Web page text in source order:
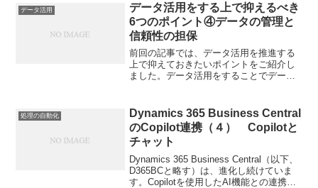
データ活用
データ活用をする上で抑えるべき
6つのポイント④データの管理と
信頼性の担保
前回の記事では、データ活用を推進する
上で抑えておきたいポイントをご紹介し
ました。データ活用をすることでデータ
だけではなく、守りも同じぐらい重要で
す。データにおける守りと...
処理の自動化
Dynamics 365 Business Central
のCopilot連携（４） Copilotと
チャット
Dynamics 365 Business Central（以下、
D365BCと略す）は、進化し続けていま
す。Copilotを使用したAI機能との連携が